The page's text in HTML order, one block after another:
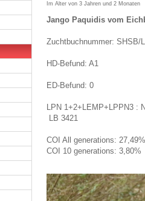
Im Alter von 3 Jahren und 2 Monaten
Jango Paquidis vom
Zuchtbuchnummer: SHSB/
HD-Befund: A1
ED-Befund: 0
LPN 1+2+LEMP+LPPN3 :
LB 3421
COI All generations: 27,49%
COI 10 generations: 3,80%